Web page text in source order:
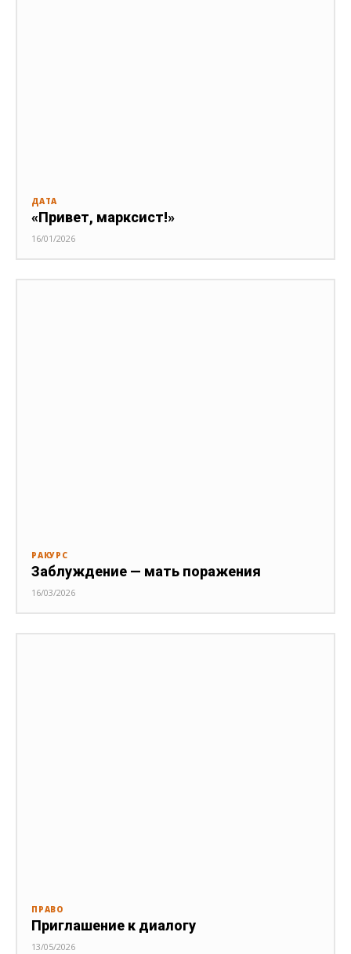
ДАТА
«Привет, марксист!»
16/01/2026
РАКУРС
Заблуждение — мать поражения
16/03/2026
ПРАВО
Приглашение к диалогу
13/05/2026